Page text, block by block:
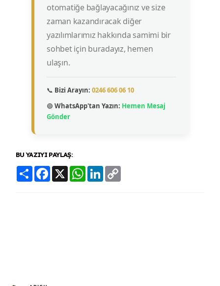
otomatiğe bağlayacağınız ve size
zaman kazandıracak diğer
yazılımlarımız hakkında samimi bir
sohbet için buradayız, hemen
ulaşın.
📞 Bizi Arayın: 0246 606 06 10
🟢 WhatsApp'tan Yazın: Hemen Mesaj
Gönder
BU YAZIYI PAYLAŞ:
Share Facebook
X WhatsApp
LinkedIn